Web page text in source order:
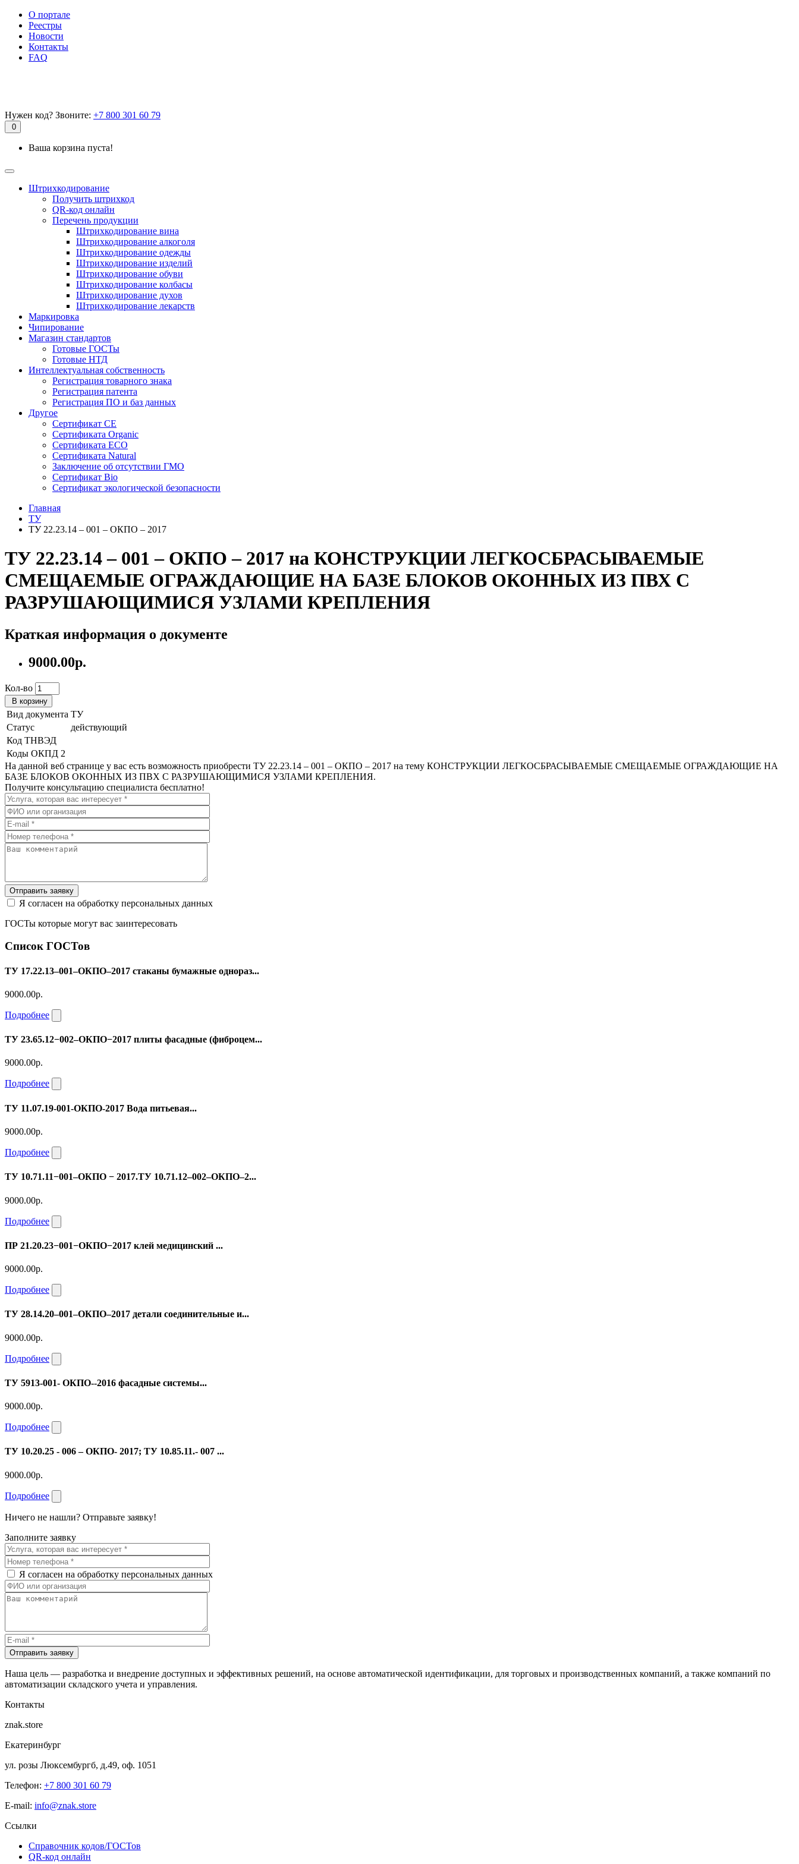
О портале
Реестры
Новости
Контакты
FAQ
Нужен код? Звоните: +7 800 301 60 79
0
Ваша корзина пуста!
Штрихкодирование
Получить штрихкод
QR-код онлайн
Перечень продукции
Штрихкодирование вина
Штрихкодирование алкоголя
Штрихкодирование одежды
Штрихкодирование изделий
Штрихкодирование обуви
Штрихкодирование колбасы
Штрихкодирование духов
Штрихкодирование лекарств
Маркировка
Чипирование
Магазин стандартов
Готовые ГОСТы
Готовые НТД
Интеллектуальная собственность
Регистрация товарного знака
Регистрация патента
Регистрация ПО и баз данных
Другое
Сертификат СЕ
Сертификата Organic
Сертификата ECO
Сертификата Natural
Заключение об отсутствии ГМО
Сертификат Bio
Сертификат экологической безопасности
Главная
ТУ
ТУ 22.23.14 – 001 – ОКПО – 2017
ТУ 22.23.14 – 001 – ОКПО – 2017 на КОНСТРУКЦИИ ЛЕГКОСБРАСЫВАЕМЫЕ
СМЕЩАЕМЫЕ ОГРАЖДАЮЩИЕ НА БАЗЕ БЛОКОВ ОКОННЫХ ИЗ ПВХ С
РАЗРУШАЮЩИМИСЯ УЗЛАМИ КРЕПЛЕНИЯ
Краткая информация о документе
9000.00р.
Кол-во
В корзину
Вид документа ТУ
Статус
действующий
Код ТНВЭД
Коды ОКПД 2
На данной веб странице у вас есть возможность приобрести ТУ 22.23.14 – 001 – ОКПО – 2017 на тему КОНСТРУКЦИИ ЛЕГКОСБРАСЫВАЕМЫЕ СМЕЩАЕМЫЕ ОГРАЖДАЮЩИЕ НА
БАЗЕ БЛОКОВ ОКОННЫХ ИЗ ПВХ С РАЗРУШАЮЩИМИСЯ УЗЛАМИ КРЕПЛЕНИЯ.
Получите консультацию специалиста бесплатно!
Отправить заявку
Я согласен на обработку персональных данных
ГОСТы которые могут вас заинтересовать
Список ГОСТов
ТУ 17.22.13–001–ОКПО–2017 стаканы бумажные однораз...
9000.00р.
Подробнее
ТУ 23.65.12−002–ОКПО−2017 плиты фасадные (фиброцем...
9000.00р.
Подробнее
ТУ 11.07.19-001-ОКПО-2017 Вода питьевая...
9000.00р.
Подробнее
ТУ 10.71.11−001–ОКПО − 2017.ТУ 10.71.12–002–ОКПО–2...
9000.00р.
Подробнее
ПР 21.20.23−001−ОКПО−2017 клей медицинский ...
9000.00р.
Подробнее
ТУ 28.14.20–001–ОКПО–2017 детали соединительные и...
9000.00р.
Подробнее
ТУ 5913-001- ОКПО--2016 фасадные системы...
9000.00р.
Подробнее
ТУ 10.20.25 - 006 – ОКПО- 2017; ТУ 10.85.11.- 007 ...
9000.00р.
Подробнее
Ничего не нашли? Отправьте заявку!
Заполните заявку
Я согласен на обработку персональных данных
Отправить заявку
Наша цель — разработка и внедрение доступных и эффективных решений, на основе автоматической идентификации, для торговых и производственных компаний, а также компаний по
автоматизации складского учета и управления.
Контакты
znak.store
Екатеринбург
ул. розы Люксембургб, д.49, оф. 1051
Телефон: +7 800 301 60 79
E-mail: info@znak.store
Ссылки
Справочник кодов/ГОСТов
QR-код онлайн